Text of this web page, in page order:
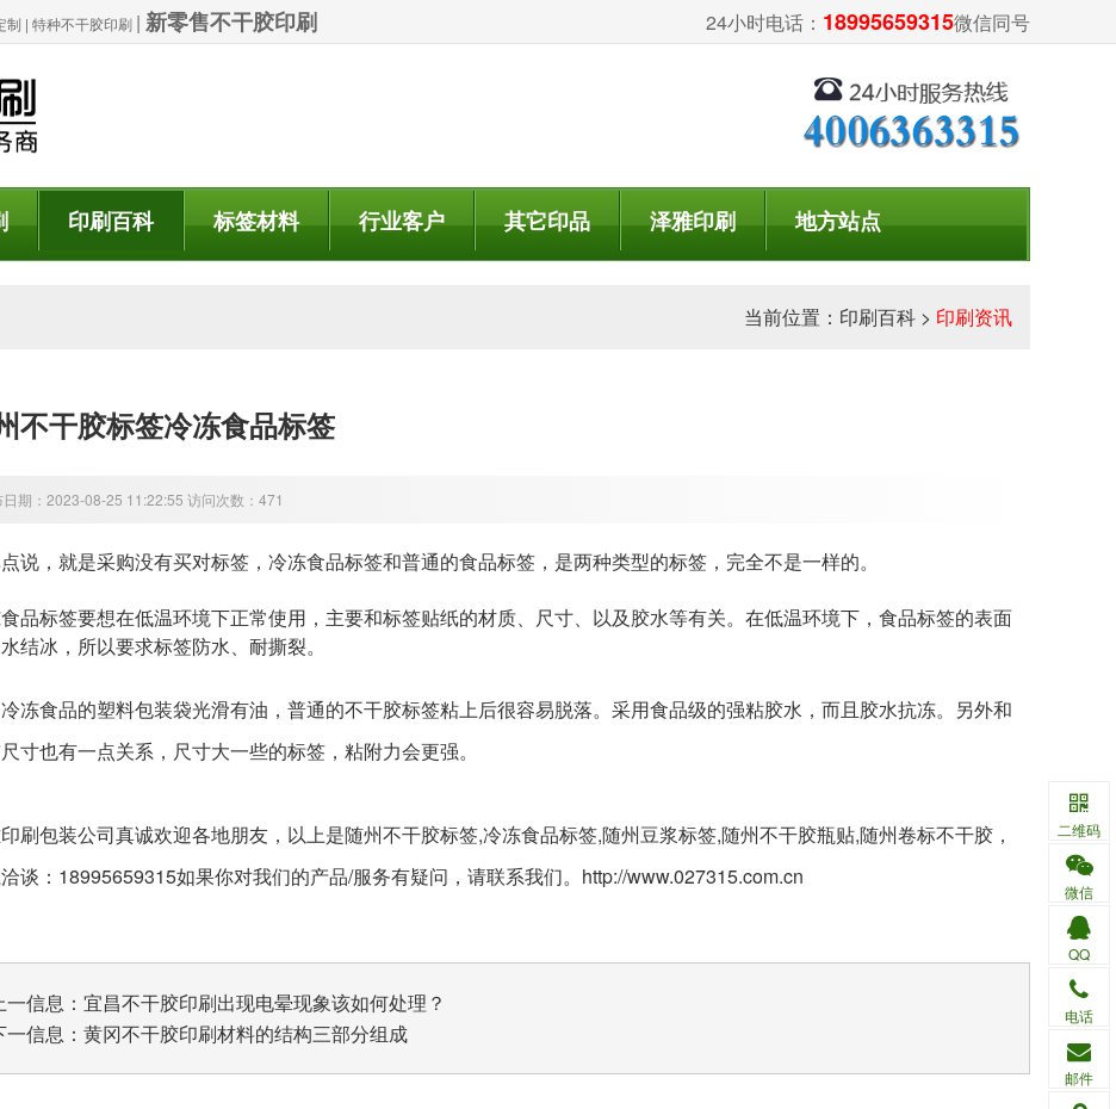
制 | 特种不干胶印刷 | 新零售不干胶印刷 24小时电话： 18995659315微信同号
印刷百科 标签材料 行业客户 其它印品 泽雅印刷 地方站点
当前位置： 印刷百科 > 印刷资讯
不干胶标签冷冻食品标签
日期：2023-08-25 11:22:55 访问次数：471
说，就是采购没有买对标签，冷冻食品标签和普通的食品标签，是两种类型的标签，完全不是一样的。
品标签要想在低温环境下正常使用，主要和标签贴纸的材质、尺寸、以及胶水等有关。在低温环境下，食品标签的表面
结冰，所以要求标签防水、耐撕裂。
冻食品的塑料包装袋光滑有油，普通的不干胶标签粘上后很容易脱落。采用食品级的强粘胶水，而且胶水抗冻。另外和
寸也有一点关系，尺寸大一些的标签，粘附力会更强。
刷包装公司真诚欢迎各地朋友，以上是随州不干胶标签,冷冻食品标签,随州豆浆标签,随州不干胶瓶贴,随州卷标不干胶，
谈：18995659315如果你对我们的产品/服务有疑问，请联系我们。http://www.027315.com.cn
一信息： 宜昌不干胶印刷出现电晕现象该如何处理？
一信息： 黄冈不干胶印刷材料的结构三部分组成
二维码
微信
QQ
电话
邮件